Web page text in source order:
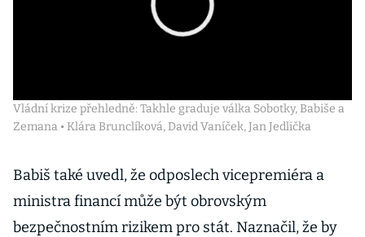
Vládní krize přehledně: Takhle graduje válka Sobotky, Babiše a
Zemana • Klára Brunclíková, David Vaníček, Jan Jedlička
Babiš také uvedl, že odposlech vicepremiéra a
ministra financí může být obrovským
bezpečnostním rizikem pro stát. Naznačil, že by